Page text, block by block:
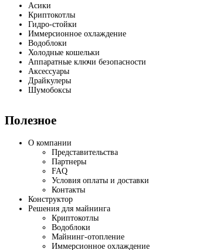
Асики
Криптокотлы
Гидро-стойки
Иммерсионное охлаждение
Водоблоки
Холодные кошельки
Аппаратные ключи безопасности
Аксессуары
Драйкулеры
Шумобоксы
Полезное
О компании
Представительства
Партнеры
FAQ
Условия оплаты и доставки
Контакты
Конструктор
Решения для майнинга
Криптокотлы
Водоблоки
Майнинг-отопление
Иммерсионное охлаждение